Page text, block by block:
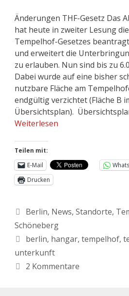
Änderungen THF-Gesetz Das
hat heute in zweiter Lesung
Tempelhof-Gesetzes
und erweitert die
zu erlauben. Nun sind bis zu
Dabei wurde auf eine bisher
nutzbare Fläche am
endgültig verzichtet (Fläche B
Übersichtsplan).
Weiterlesen
Teilen mit:
E-Mail
Drucken
Berlin, News, Standorte,
Schöneberg
berlin, hangar, tempelhof,
unterkunft
2 Kommentare